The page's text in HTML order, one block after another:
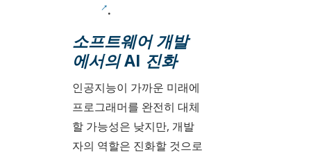
.
소프트웨어 개발
에서의 AI 진화
인공지능이 가까운 미래에
프로그래머를 완전히 대체
할 가능성은 낮지만, 개발
자의 역할은 진화할 것으로